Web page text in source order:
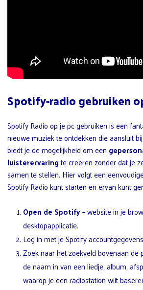
Spotify-radio gebruiken
Spotify Radio op je pc gebruiken is een
nieuwe muziek te ontdekken die aansluit
biedt je de mogelijkheid om een
luisterervaringte creëren zonder dat je
samen te stellen. Hier volgt een
Spotify Radio kunt starten en ervan kunt
Open de Spotify– website in je
desktopapplicatie.
Log in met je Spotify
Zoek naar het zoekveld bovenaan de
de naam in van een liedje, album,
waarop je een radiostation wilt